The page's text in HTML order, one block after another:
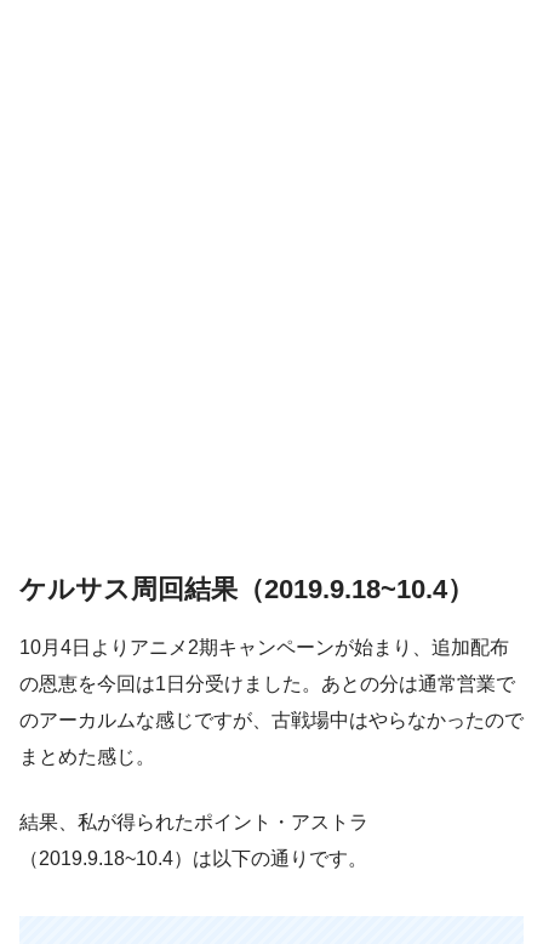
ケルサス周回結果（2019.9.18~10.4）
10月4日よりアニメ2期キャンペーンが始まり、追加配布
の恩恵を今回は1日分受けました。あとの分は通常営業で
のアーカルムな感じですが、古戦場中はやらなかったので
まとめた感じ。
結果、私が得られたポイント・アストラ
（2019.9.18~10.4）は以下の通りです。